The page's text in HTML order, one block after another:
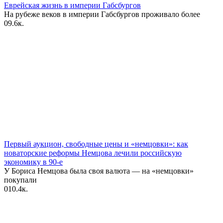
Еврейская жизнь в империи Габсбургов
На рубеже веков в империи Габсбургов проживало более
09.6к.
Первый аукцион, свободные цены и «‎немцовки»‎: как
новаторские реформы Немцова лечили российскую
экономику в 90-е
У Бориса Немцова была своя валюта — на «немцовки»
покупали
010.4к.